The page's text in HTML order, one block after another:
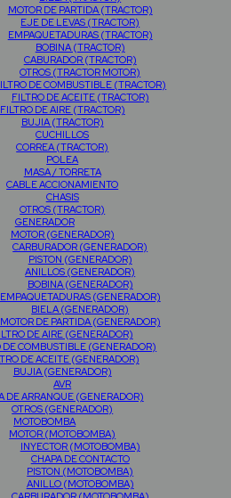
MOTOR DE PARTIDA (TRACTOR)
EJE DE LEVAS (TRACTOR)
EMPAQUETADURAS (TRACTOR)
BOBINA (TRACTOR)
CABURADOR (TRACTOR)
OTROS (TRACTOR MOTOR)
DE COMBUSTIBLE (TRACTOR)
FILTRO DE ACEITE (TRACTOR)
FILTRO DE AIRE (TRACTOR)
BUJIA (TRACTOR)
CUCHILLOS
CORREA (TRACTOR)
POLEA
MASA / TORRETA
CABLE ACCIONAMIENTO
CHASIS
OTROS (TRACTOR)
GENERADOR
MOTOR (GENERADOR)
CARBURADOR (GENERADOR)
PISTON (GENERADOR)
ANILLOS (GENERADOR)
BOBINA (GENERADOR)
EMPAQUETADURAS (GENERADOR)
BIELA (GENERADOR)
MOTOR DE PARTIDA (GENERADOR)
DE AIRE (GENERADOR)
DE COMBUSTIBLE (GENERADOR)
DE ACEITE (GENERADOR)
BUJIA (GENERADOR)
AVR
DE ARRANQUE (GENERADOR)
OTROS (GENERADOR)
MOTOBOMBA
MOTOR (MOTOBOMBA)
INYECTOR (MOTOBOMBA)
CHAPA DE CONTACTO
PISTON (MOTOBOMBA)
ANILLO (MOTOBOMBA)